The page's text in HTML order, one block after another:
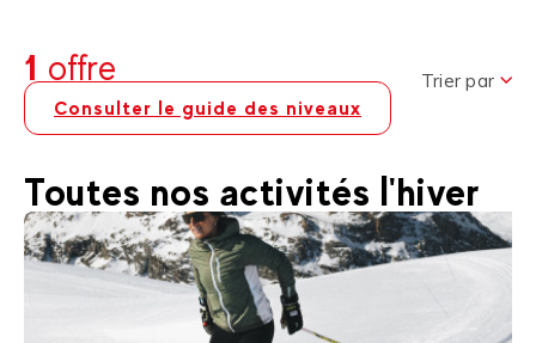
1 offre
Consulter le guide des niveaux
Trier par
Toutes nos activités l'hiver